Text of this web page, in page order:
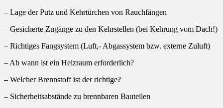
– Lage der Putz und Kehrtürchen von Rauchfängen
– Gesicherte Zugänge zu den Kehrstellen (bei Kehrung vom Dach!)
– Richtiges Fangsystem (Luft,- Abgassystem bzw. externe Zuluft)
– Ab wann ist ein Heizraum erforderlich?
– Welcher Brennstoff ist der richtige?
– Sicherheitsabstände zu brennbaren Bauteilen